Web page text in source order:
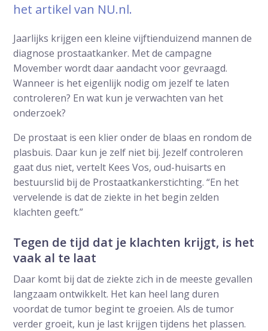
het artikel van NU.nl.
Jaarlijks krijgen een kleine vijftienduizend mannen de
diagnose prostaatkanker. Met de campagne
Movember wordt daar aandacht voor gevraagd.
Wanneer is het eigenlijk nodig om jezelf te laten
controleren? En wat kun je verwachten van het
onderzoek?
De prostaat is een klier onder de blaas en rondom de
plasbuis. Daar kun je zelf niet bij. Jezelf controleren
gaat dus niet, vertelt Kees Vos, oud-huisarts en
bestuurslid bij de Prostaatkankerstichting. “En het
vervelende is dat de ziekte in het begin zelden
klachten geeft.”
Tegen de tijd dat je klachten krijgt, is het
vaak al te laat
Daar komt bij dat de ziekte zich in de meeste gevallen
langzaam ontwikkelt. Het kan heel lang duren
voordat de tumor begint te groeien. Als de tumor
verder groeit, kun je last krijgen tijdens het plassen.